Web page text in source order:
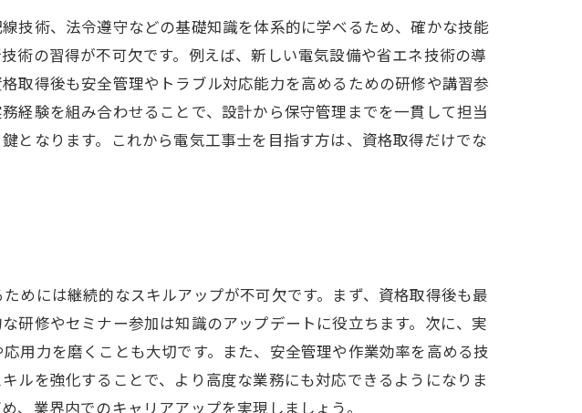
技術、法令遵守などの基礎知識を体系的に学べるため、確かな技能
術の習得が不可欠です。例えば、新しい電気設備や省エネ技術の導
取得後も安全管理やトラブル対応能力を高めるための研修や講習参
経験を組み合わせることで、設計から保守管理までを一貫して担当
となります。これから電気工事士を目指す方は、資格取得だけでな
めには継続的なスキルアップが不可欠です。まず、資格取得後も最
研修やセミナー参加は知識のアップデートに役立ちます。次に、実
用力を磨くことも大切です。また、安全管理や作業効率を高める技
ルを強化することで、より高度な業務にも対応できるようになりま
、業界内でのキャリアアップを実現しましょう。